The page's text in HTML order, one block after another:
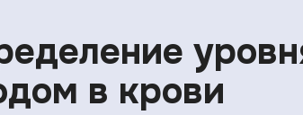
в крови